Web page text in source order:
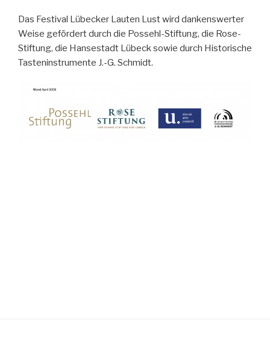
Das Festival Lübecker Lauten Lust wird dankenswerter
Weise gefördert durch die Possehl-Stiftung, die Rose-
Stiftung, die Hansestadt Lübeck sowie durch Historische
Tasteninstrumente J.-G. Schmidt.